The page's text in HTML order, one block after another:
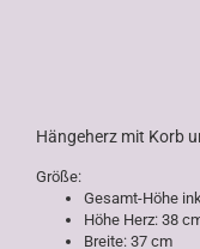
Hängeherz mit Korb
Größe:
Gesamt-Höhe
Höhe Herz: 38
Breite: 37 cm